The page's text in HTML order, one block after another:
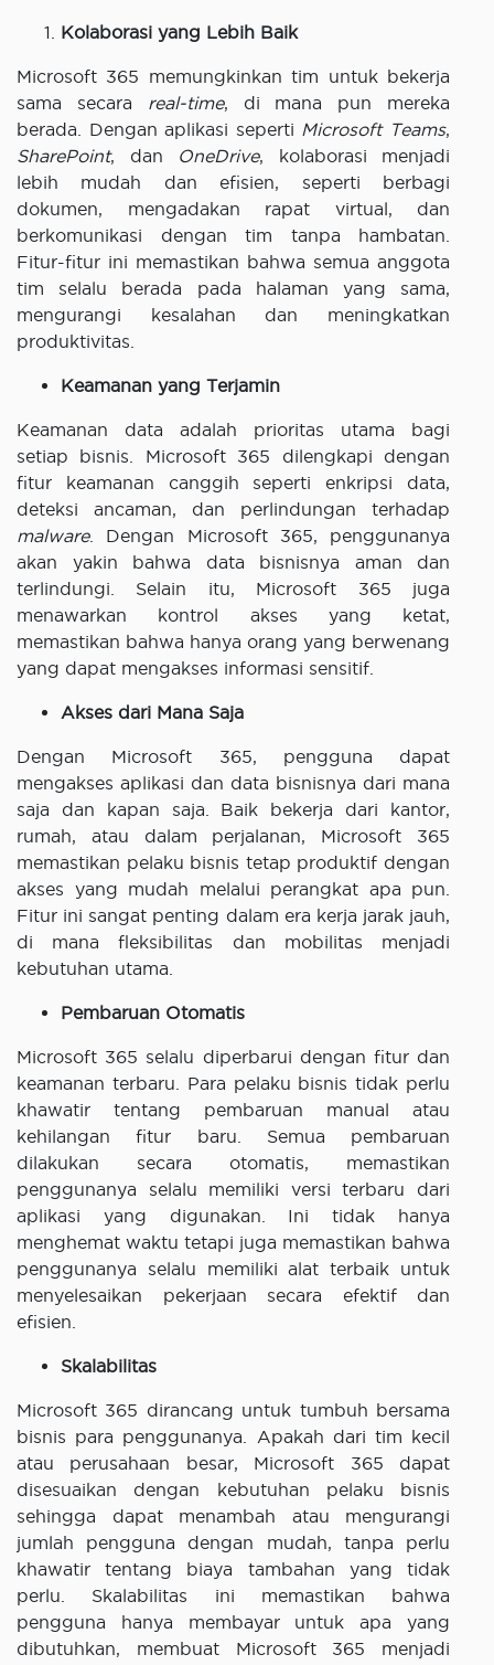
Kolaborasi yang Lebih Baik
Microsoft 365 memungkinkan tim untuk bekerja
sama secara real-time, di mana pun mereka
berada. Dengan aplikasi seperti Microsoft Teams,
SharePoint, dan OneDrive, kolaborasi menjadi
lebih mudah dan efisien, seperti berbagi
dokumen, mengadakan rapat virtual, dan
berkomunikasi dengan tim tanpa hambatan.
Fitur-fitur ini memastikan bahwa semua anggota
tim selalu berada pada halaman yang sama,
mengurangi kesalahan dan meningkatkan
produktivitas.
Keamanan yang Terjamin
Keamanan data adalah prioritas utama bagi
setiap bisnis. Microsoft 365 dilengkapi dengan
fitur keamanan canggih seperti enkripsi data,
deteksi ancaman, dan perlindungan terhadap
malware. Dengan Microsoft 365, penggunanya
akan yakin bahwa data bisnisnya aman dan
terlindungi. Selain itu, Microsoft 365 juga
menawarkan kontrol akses yang ketat,
memastikan bahwa hanya orang yang berwenang
yang dapat mengakses informasi sensitif.
Akses dari Mana Saja
Dengan Microsoft 365, pengguna dapat
mengakses aplikasi dan data bisnisnya dari mana
saja dan kapan saja. Baik bekerja dari kantor,
rumah, atau dalam perjalanan, Microsoft 365
memastikan pelaku bisnis tetap produktif dengan
akses yang mudah melalui perangkat apa pun.
Fitur ini sangat penting dalam era kerja jarak jauh,
di mana fleksibilitas dan mobilitas menjadi
kebutuhan utama.
Pembaruan Otomatis
Microsoft 365 selalu diperbarui dengan fitur dan
keamanan terbaru. Para pelaku bisnis tidak perlu
khawatir tentang pembaruan manual atau
kehilangan fitur baru. Semua pembaruan
dilakukan secara otomatis, memastikan
penggunanya selalu memiliki versi terbaru dari
aplikasi yang digunakan. Ini tidak hanya
menghemat waktu tetapi juga memastikan bahwa
penggunanya selalu memiliki alat terbaik untuk
menyelesaikan pekerjaan secara efektif dan
efisien.
Skalabilitas
Microsoft 365 dirancang untuk tumbuh bersama
bisnis para penggunanya. Apakah dari tim kecil
atau perusahaan besar, Microsoft 365 dapat
disesuaikan dengan kebutuhan pelaku bisnis
sehingga dapat menambah atau mengurangi
jumlah pengguna dengan mudah, tanpa perlu
khawatir tentang biaya tambahan yang tidak
perlu. Skalabilitas ini memastikan bahwa
pengguna hanya membayar untuk apa yang
dibutuhkan, membuat Microsoft 365 menjadi